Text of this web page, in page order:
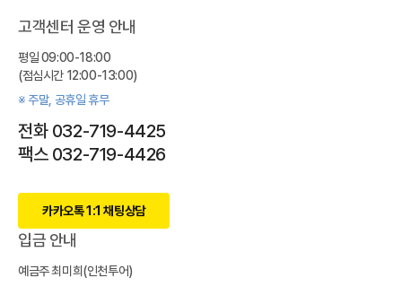
고객센터 운영 안내
평일 09:00-18:00
(점심시간 12:00-13:00)
※ 주말, 공휴일 휴무
전화 032-719-4425
팩스 032-719-4426
카카오톡 1:1 채팅상담
입금 안내
예금주 최미희(인천투어)